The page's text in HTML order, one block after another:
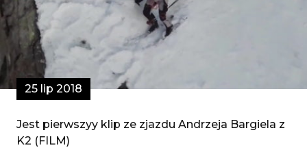
25 lip 2018
Jest pierwszyy klip ze zjazdu Andrzeja Bargiela z
K2 (FILM)